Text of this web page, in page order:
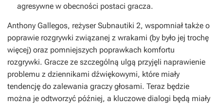
agresywne w obecności postaci gracza.
Anthony Gallegos, reżyserSubnautiki 2, wspomniał także o
poprawie rozgrywki związanej z wrakami (by było jej trochę
więcej) oraz pomniejszych poprawkach komfortu
rozgrywki. Gracze ze szczególną ulgą przyjęli naprawienie
problemu z dziennikami dźwiękowymi, które miały
tendencję do zalewania graczy głosami. Teraz będzie
można je odtworzyć później, a kluczowe dialogi będą miały